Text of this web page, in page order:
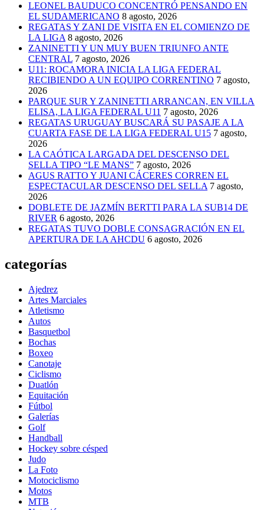
LEONEL BAUDUCO CONCENTRÓ PENSANDO EN
EL SUDAMERICANO 8 agosto, 2026
REGATAS Y ZANI DE VISITA EN EL COMIENZO DE
LA LIGA 8 agosto, 2026
ZANINETTI Y UN MUY BUEN TRIUNFO ANTE
CENTRAL 7 agosto, 2026
U11: ROCAMORA INICIA LA LIGA FEDERAL
RECIBIENDO A UN EQUIPO CORRENTINO 7 agosto,
2026
PARQUE SUR Y ZANINETTI ARRANCAN, EN VILLA
ELISA, LA LIGA FEDERAL U11 7 agosto, 2026
REGATAS URUGUAY BUSCARÁ SU PASAJE A LA
CUARTA FASE DE LA LIGA FEDERAL U15 7 agosto,
2026
LA CAÓTICA LARGADA DEL DESCENSO DEL
SELLA TIPO “LE MANS” 7 agosto, 2026
AGUS RATTO Y JUANI CÁCERES CORREN EL
ESPECTACULAR DESCENSO DEL SELLA 7 agosto,
2026
DOBLETE DE JAZMÍN BERTTI PARA LA SUB14 DE
RIVER 6 agosto, 2026
REGATAS TUVO DOBLE CONSAGRACIÓN EN EL
APERTURA DE LA AHCDU 6 agosto, 2026
categorías
Ajedrez
Artes Marciales
Atletismo
Autos
Basquetbol
Bochas
Boxeo
Canotaje
Ciclismo
Duatlón
Equitación
Fútbol
Galerías
Golf
Handball
Hockey sobre césped
Judo
La Foto
Motociclismo
Motos
MTB